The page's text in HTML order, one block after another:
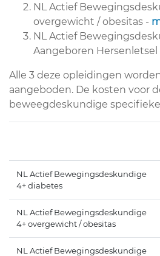
NL Actief
overgewicht / obesitas -
NL Actief
Aangeboren Hersenletsel
Alle 3 deze opleidingen
aangeboden. De kosten voor
beweegdeskundige
NL Actief Bewegingsdeskundige
4+ diabetes
NL Actief Bewegingsdeskundige
4+ overgewicht / obesitas
NL Actief Bewegingsdeskundige